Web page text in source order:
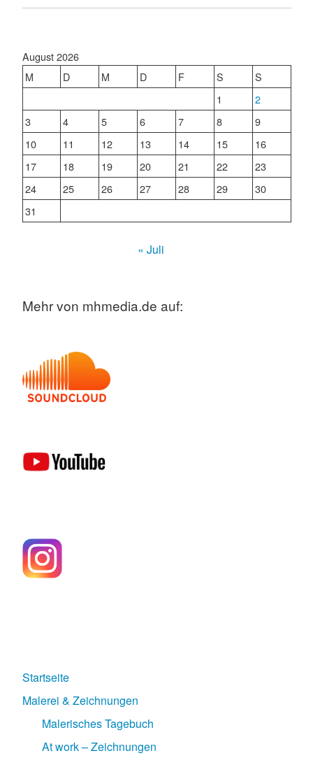
August 2026
M
D M D F S
S
1
2
3
4 5 6 7 8
9
10
11 12 13 14 15
16
17
18 19 20 21 22
23
24
25 26 27 28 29
30
31
« Juli
Mehr von mhmedia.de auf:
Startseite
Malerei & Zeichnungen
Malerisches Tagebuch
At work – Zeichnungen